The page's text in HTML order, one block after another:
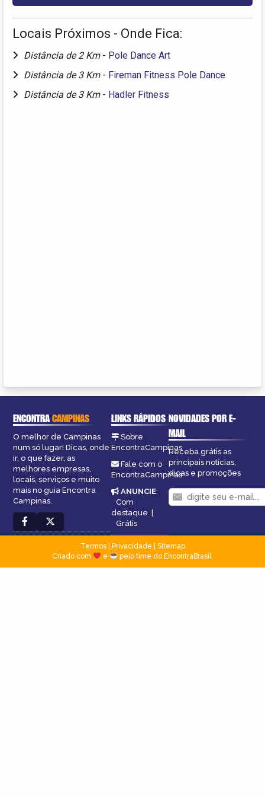
Locais Próximos - Onde Fica:
Distância de 2 Km - Pole Dance Art
Distância de 3 Km - Fireman Fitness Pole Dance
Distância de 3 Km - Hadler Fitness
ENCONTRACAMPINAS
O melhor de Campinas
num só lugar! Dicas, onde
ir, o que fazer, as
melhores empresas,
locais, serviços e muito
mais no guia Encontra
Campinas.
LINKS RÁPIDOS
Sobre
EncontraCampinas
Fale com o
EncontraCampinas
ANUNCIE:
Com
destaque |
Grátis
NOVIDADES POR E-
MAIL
Receba grátis as
principais notícias,
dicas e promoções
Termos| Privacidade
Sitemap
Criado com
e pelo time do EncontraBrasil